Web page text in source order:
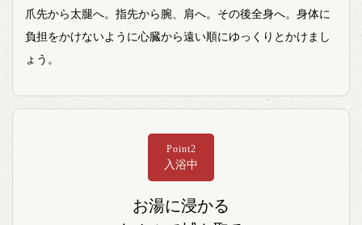
爪先から太腿へ。指先から腕、肩へ。その後全身へ。身体に
負担をかけないように心臓から遠い順にゆっくりとかけまし
ょう。
Point2
入浴中
お湯に浸かる